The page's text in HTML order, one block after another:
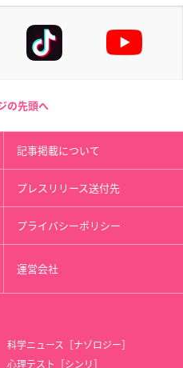
の先頭へ
記事掲載について
プレスリリース送付先
プライバシーポリシー
運営会社
科学ニュース［ナゾロジー］
心理テスト［シンリ］